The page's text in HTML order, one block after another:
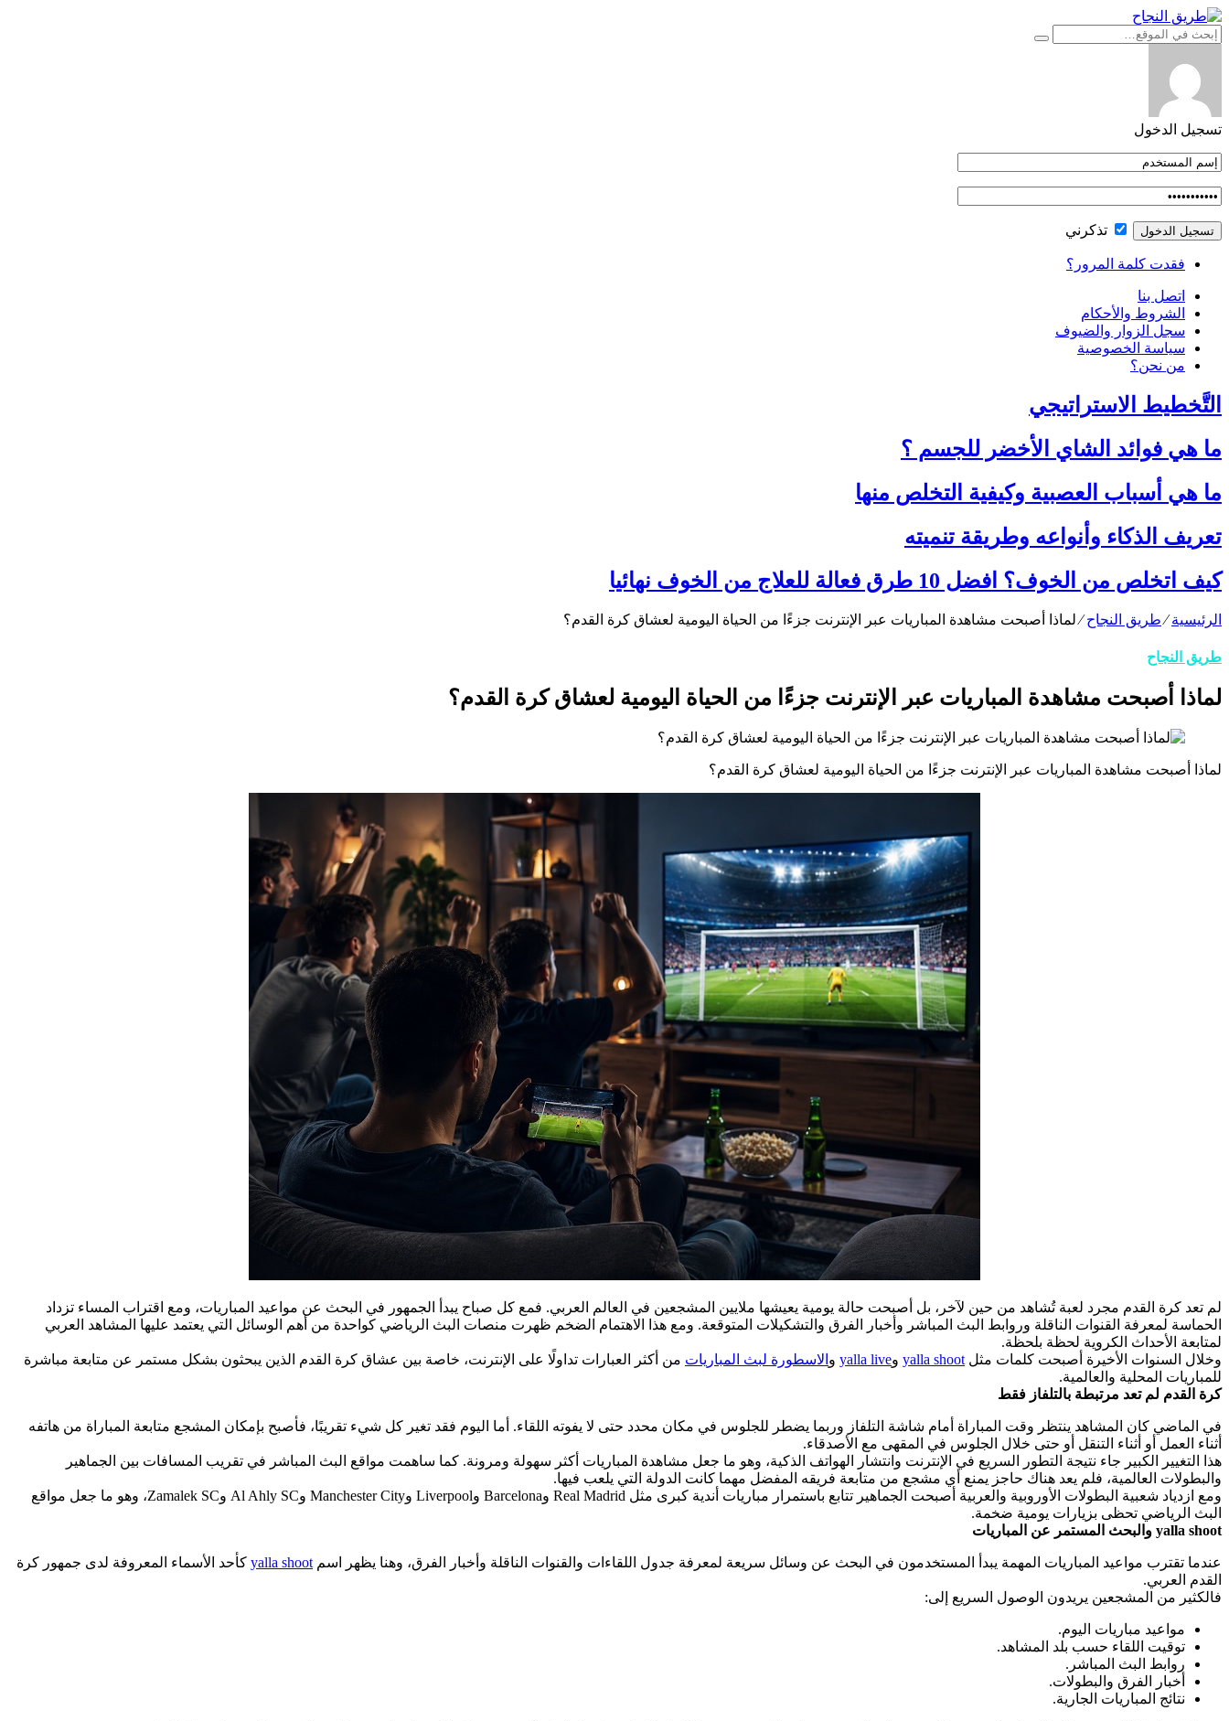
التجاوز
إلى
تسجيل الدخول
تذكرني
فقدت كلمة المرور؟
اتصل بنا
الشروط والأحكام
سجل الزوار والضيوف
سياسة الخصوصية
من نحن؟
التَّخطيط الاستراتيجي
ما هي فوائد الشاي الأخضر للجسم ؟
ما هي أسباب العصبية وكيفية التخلص منها
تعريف الذكاء وأنواعه وطريقة تنميته
كيف اتخلص من الخوف؟ افضل 10 طرق فعالة للعلاج من الخوف نهائيا
الرئيسية⁄طريق النجاح⁄لماذا أصبحت مشاهدة المباريات عبر الإنترنت جزءًا من الحياة اليومية لعشاق كرة القدم؟
طريق النجاح
لماذا أصبحت مشاهدة المباريات عبر الإنترنت جزءًا من الحياة اليومية لعشاق كرة القدم؟
لماذا أصبحت مشاهدة المباريات عبر الإنترنت جزءًا من الحياة اليومية لعشاق كرة القدم؟
لم تعد كرة القدم مجرد لعبة تُشاهد من حين لآخر، بل أصبحت حالة يومية يعيشها ملايين المشجعين في العالم العربي. فمع كل صباح يبدأ الجمهور في البحث عن مواعيد المباريات، ومع اقتراب المساء تزداد
الحماسة لمعرفة القنوات الناقلة وروابط البث المباشر وأخبار الفرق والتشكيلات المتوقعة. ومع هذا الاهتمام الضخم ظهرت منصات البث الرياضي كواحدة من أهم الوسائل التي يعتمد عليها المشاهد العربي
لمتابعة الأحداث الكروية لحظة بلحظة.
وخلال السنوات الأخيرة أصبحت كلمات مثل yalla shoot وyalla live و الاسطورة لبث المباريات من أكثر العبارات تداولًا على الإنترنت، خاصة بين عشاق كرة القدم الذين يبحثون بشكل مستمر عن متابعة مباشرة
للمباريات المحلية والعالمية.
كرة القدم لم تعد مرتبطة بالتلفاز فقط
في الماضي كان المشاهد ينتظر وقت المباراة أمام شاشة التلفاز وربما يضطر للجلوس في مكان محدد حتى لا يفوته اللقاء. أما اليوم فقد تغير كل شيء تقريبًا، فأصبح بإمكان المشجع متابعة المباراة من هاتفه
أثناء العمل أو أثناء التنقل أو حتى خلال الجلوس في المقهى مع الأصدقاء.
هذا التغيير الكبير جاء نتيجة التطور السريع في الإنترنت وانتشار الهواتف الذكية، وهو ما جعل مشاهدة المباريات أكثر سهولة ومرونة. كما ساهمت مواقع البث المباشر في تقريب المسافات بين الجماهير
والبطولات العالمية، فلم يعد هناك حاجز يمنع أي مشجع من متابعة فريقه المفضل مهما كانت الدولة التي يلعب فيها.
ومع ازدياد شعبية البطولات الأوروبية والعربية أصبحت الجماهير تتابع باستمرار مباريات أندية كبرى مثل Real Madrid وBarcelona وLiverpool وManchester City وAl Ahly SC وZamalek SC، وهو ما جعل مواقع
البث الرياضي تحظى بزيارات يومية ضخمة.
yalla shoot والبحث المستمر عن المباريات
عندما تقترب مواعيد المباريات المهمة يبدأ المستخدمون في البحث عن وسائل سريعة لمعرفة جدول اللقاءات والقنوات الناقلة وأخبار الفرق، وهنا يظهر اسم yalla shoot كأحد الأسماء المعروفة لدى جمهور كرة
القدم العربي.
فالكثير من المشجعين يريدون الوصول السريع إلى:
مواعيد مباريات اليوم.
توقيت اللقاء حسب بلد المشاهد.
روابط البث المباشر.
أخبار الفرق والبطولات.
نتائج المباريات الجارية.